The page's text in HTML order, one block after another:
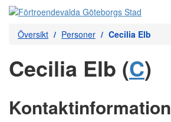
Översikt Personer Cecilia Elb
Cecilia Elb (C)
Kontaktinformation